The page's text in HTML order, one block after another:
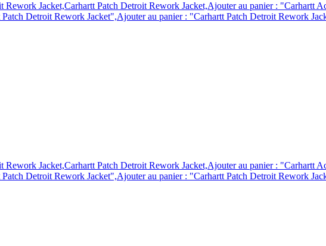
Rework Jacket,Carhartt Patch Detroit Rework Jacket,Ajouter au panier : "Carhartt
Detroit Rework Jacket",Ajouter au panier : "Carhartt Patch Detroit Rework
Rework Jacket,Carhartt Patch Detroit Rework Jacket,Ajouter au panier : "Carhartt
Detroit Rework Jacket",Ajouter au panier : "Carhartt Patch Detroit Rework